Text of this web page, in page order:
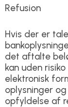
Refusion
Hvis der er
det aftalte
kan uden
elektronisk
oplysninger
opfyldelse af